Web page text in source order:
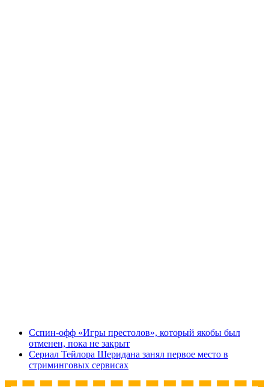
Сспин-офф «Игры престолов», который якобы был
отменен, пока не закрыт
Сериал Тейлора Шеридана занял первое место в
стриминговых сервисах